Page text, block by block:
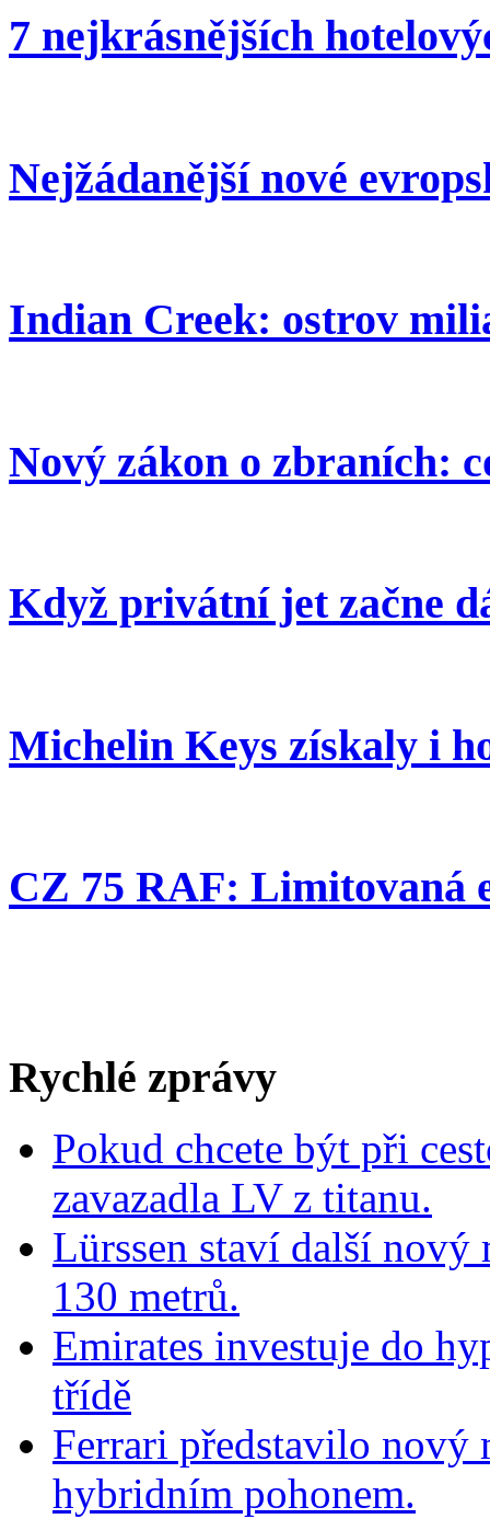
7 nejkrásnějších
Nejžádanější nové
Indian Creek: ostrov
Nový zákon o zbraních:
Když privátní jet začne
Michelin Keys získaly i
CZ 75 RAF: Limitovaná
Rychlé zprávy
Pokud chcete být při
zavazadla LV z titanu.
Lürssen staví další nový
130 metrů.
Emirates investuje do
třídě
Ferrari představilo nový
hybridním pohonem.